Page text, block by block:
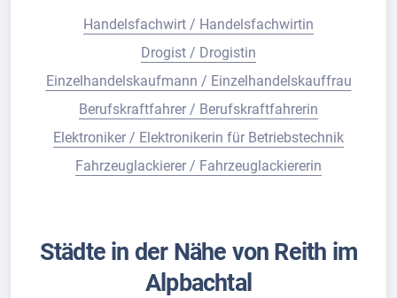
Handelsfachwirt / Handelsfachwirtin
Drogist / Drogistin
Einzelhandelskaufmann / Einzelhandelskauffrau
Berufskraftfahrer / Berufskraftfahrerin
Elektroniker / Elektronikerin für Betriebstechnik
Fahrzeuglackierer / Fahrzeuglackiererin
Städte in der Nähe von Reith im
Alpbachtal